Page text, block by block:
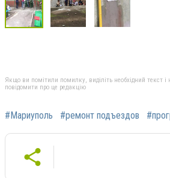
Якщо ви помітили помилку, виділіть необхідний текст і
повідомити про це редакцію
#Мариуполь #ремонт подъездов